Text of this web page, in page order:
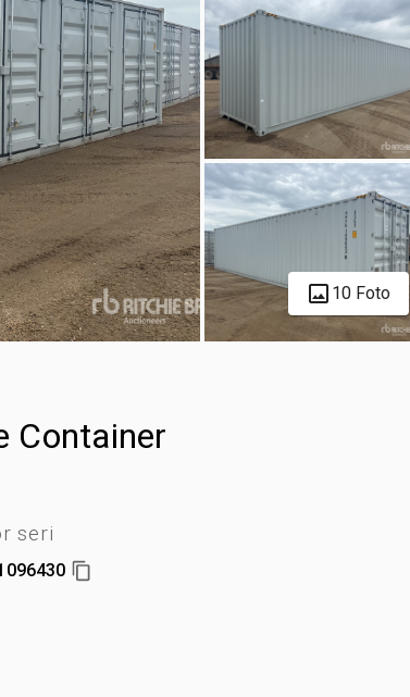
10 Foto
Container
seri